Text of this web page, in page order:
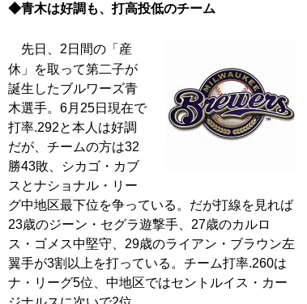
◆青木は好調も、打高投低のチーム
先日、2日間の「産
休」を取って第二子が
誕生したブルワーズ青
木選手。6月25日現在で
打率.292と本人は好調
だが、チームの方は32
勝43敗、シカゴ・カブ
スとナショナル・リー
グ中地区最下位を争っている。だが打線を見れば
23歳のジーン・セグラ遊撃手、27歳のカルロ
ス・ゴメス中堅守、29歳のライアン・ブラウン左
翼手が3割以上を打っている。チーム打率.260は
ナ・リーグ5位、中地区ではセントルイス・カー